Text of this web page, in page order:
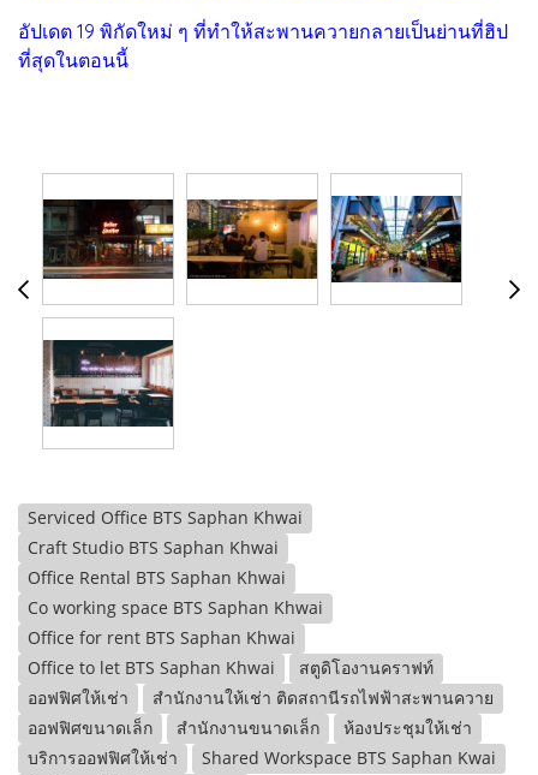
อัปเดต 19 พิกัดใหม่ ๆ ที่ทำให้สะพานควายกลายเป็นย่านที่ฮิป
ที่สุดในตอนนี้
Serviced Office BTS Saphan Khwai
Craft Studio BTS Saphan Khwai
Office Rental BTS Saphan Khwai
Co working space BTS Saphan Khwai
Office for rent BTS Saphan Khwai
Office to let BTS Saphan Khwai
สตูดิโองานคราฟท์
ออฟฟิศให้เช่า
สำนักงานให้เช่า ติดสถานีรถไฟฟ้าสะพานควาย
ออฟฟิศขนาดเล็ก
สำนักงานขนาดเล็ก
ห้องประชุมให้เช่า
บริการออฟฟิศให้เช่า
Shared Workspace BTS Saphan Kwai